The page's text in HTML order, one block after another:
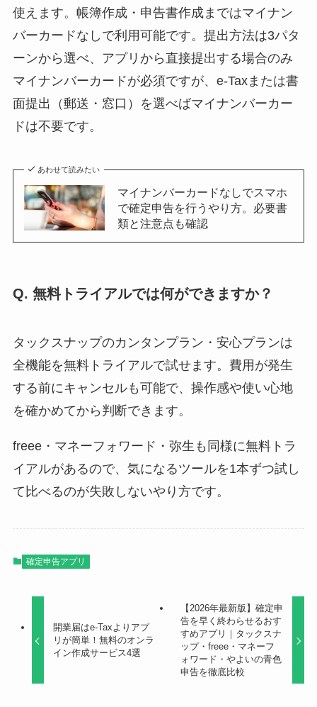
使えます。帳簿作成・申告書作成まではマイナン
バーカードなしで利用可能です。提出方法は3パタ
ーンから選べ、アプリから直接提出する場合のみ
マイナンバーカードが必須ですが、e-Taxまたは書
面提出（郵送・窓口）を選べばマイナンバーカー
ドは不要です。
あわせて読みたい
マイナンバーカードなしでスマホ
で確定申告を行うやり方。必要書
類と注意点も確認
Q. 無料トライアルでは何ができますか？
タックスナップのカンタンプラン・安心プランは
全機能を無料トライアルで試せます。費用が発生
する前にキャンセルも可能で、操作感や使い心地
を確かめてから判断できます。
freee・マネーフォワード・弥生も同様に無料トラ
イアルがあるので、気になるツールを1本ずつ試し
て比べるのが失敗しないやり方です。
確定申告アプリ
開業届はe-Taxよりアプ
リが簡単！無料のオンラ
イン作成サービス4選
【2026年最新版】確定申
告を早く終わらせるおす
すめアプリ｜タックスナ
ップ・freee・マネーフ
ォワード・やよいの青色
申告を徹底比較